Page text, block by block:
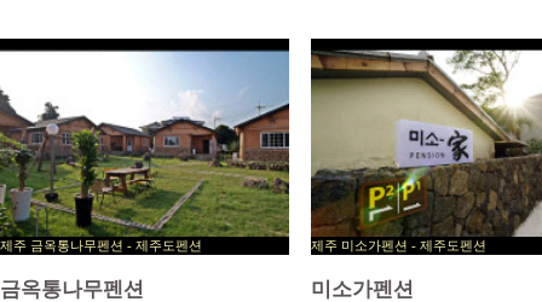
제주 금옥통나무펜션 - 제주도펜션
금옥통나무펜션
제주 미소가펜션 - 제주
미소가펜션